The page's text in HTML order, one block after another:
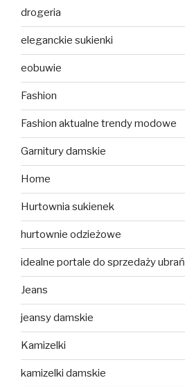
drogeria
eleganckie sukienki
eobuwie
Fashion
Fashion aktualne trendy modowe
Garnitury damskie
Home
Hurtownia sukienek
hurtownie odzieżowe
idealne portale do sprzedaży ubrań
Jeans
jeansy damskie
Kamizelki
kamizelki damskie